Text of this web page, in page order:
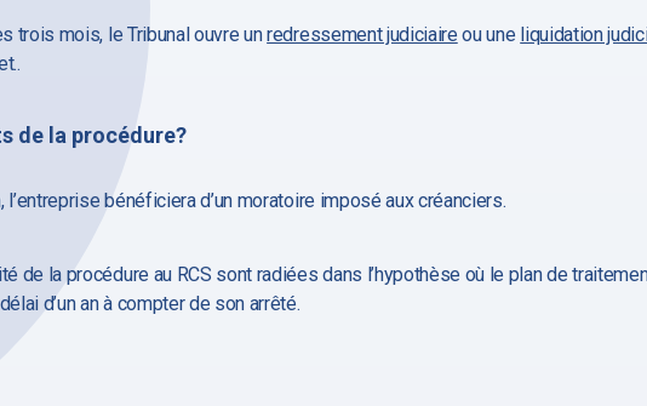
trois mois, le Tribunal ouvre unredressement judiciaire ou une liquidation
de la procédure?
l’entreprise bénéficiera d’un moratoire imposé aux créanciers.
de la procédure au RCS sont radiées dans l’hypothèse où le plan de
d’un an à compter de son arrêté.